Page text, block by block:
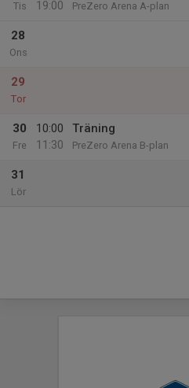
Tis
19:00
PreZero Arena A-plan
28
Ons
29
Tor
30
Fre
10:00
11:30
Träning
PreZero Arena B-plan
31
Lör